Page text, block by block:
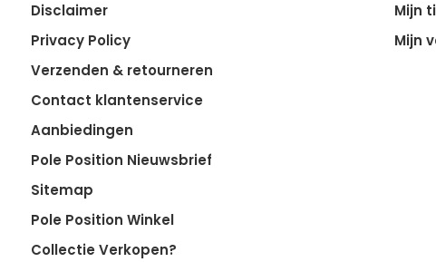
Disclaimer
Privacy Policy
Verzenden & retourneren
Contact klantenservice
Aanbiedingen
Pole Position Nieuwsbrief
Sitemap
Pole Position Winkel
Collectie Verkopen?
Mijn
Mijn